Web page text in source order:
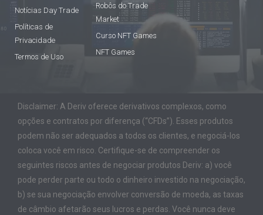
Notícias Day Trade
Políticas de
Privacidade
Termos de Uso
Robôs do Trade
Market
Curso NFT Games
NFT Games
Disclaimer: A Deriv oferece derivativos complexos, como
opções e contratos por diferença (“CFDs”). Esses produtos
podem não ser adequados a todos os clientes, e negociá-los
coloca você em risco. Certifique-se de compreender os
seguintes riscos antes de negociar produtos Deriv: a) você
pode perder parte ou todo o dinheiro investido na negociação,
b) se sua negociação envolver conversão de moeda, as taxas
de câmbio afetarão seus lucros e perdas. Você nunca deve